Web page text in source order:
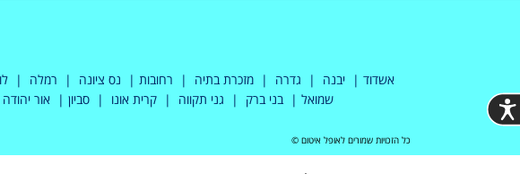
אשדוד | יבנה | גדרה | מזכרת בתיה | רחובות | נס ציונה | רמלה |
שמואל | בני ברק | גני תקווה | קרית אונו | סביון | אור
כל הזכויות שמורים לאופל איטום ©